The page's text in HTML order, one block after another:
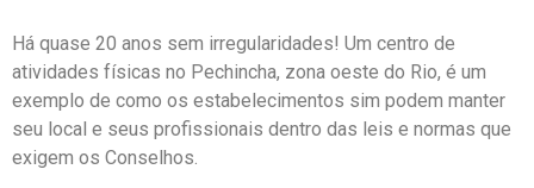
Há quase 20 anos sem irregularidades! Um centro de
atividades físicas no Pechincha, zona oeste do Rio, é um
exemplo de como os estabelecimentos sim podem manter
seu local e seus profissionais dentro das leis e normas que
exigem os Conselhos.